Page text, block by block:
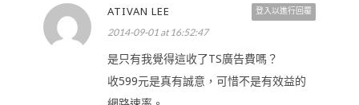
登入以進行回覆
ATIVAN LEE
2014-09-01 at 16:52:47
是只有我覺得這收了TS廣告費嗎？
收599元是真有誠意，可惜不是有效益的